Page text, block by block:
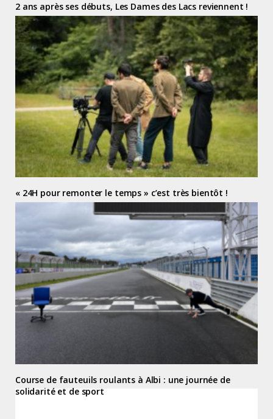
2 ans après ses débuts, Les Dames des Lacs reviennent !
« 24H pour remonter le temps » c’est très bientôt !
Course de fauteuils roulants à Albi : une journée de
solidarité et de sport